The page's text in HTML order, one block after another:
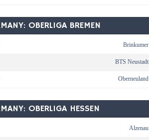
OBERLIGA BREMEN
Brinkumer
BTS Neustadt
Oberneuland
OBERLIGA HESSEN
Alzenau